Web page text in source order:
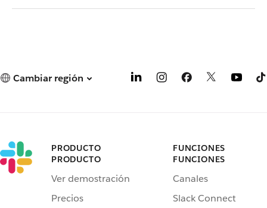
Cambiar región
PRODUCTO
PRODUCTO
Ver demostración
Precios
FUNCIONES
FUNCIONES
Canales
Slack Connect